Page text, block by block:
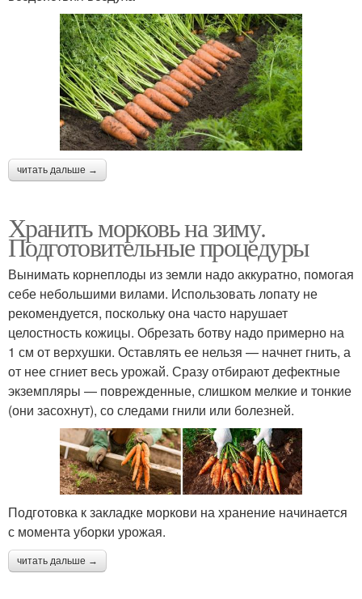
читать дальше →
Хранить морковь на зиму.
Подготовительные процедуры
Вынимать корнеплоды из земли надо аккуратно, помогая
себе небольшими вилами. Использовать лопату не
рекомендуется, поскольку она часто нарушает
целостность кожицы. Обрезать ботву надо примерно на
1 см от верхушки. Оставлять ее нельзя — начнет гнить, а
от нее сгниет весь урожай. Сразу отбирают дефектные
экземпляры — поврежденные, слишком мелкие и тонкие
(они засохнут), со следами гнили или болезней.
Подготовка к закладке моркови на хранение начинается
с момента уборки урожая.
читать дальше →